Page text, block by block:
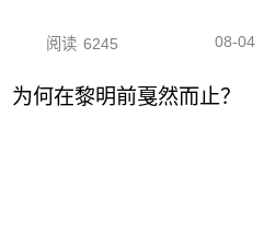
阅读 6245 08-04
何在黎明前戛然而止？